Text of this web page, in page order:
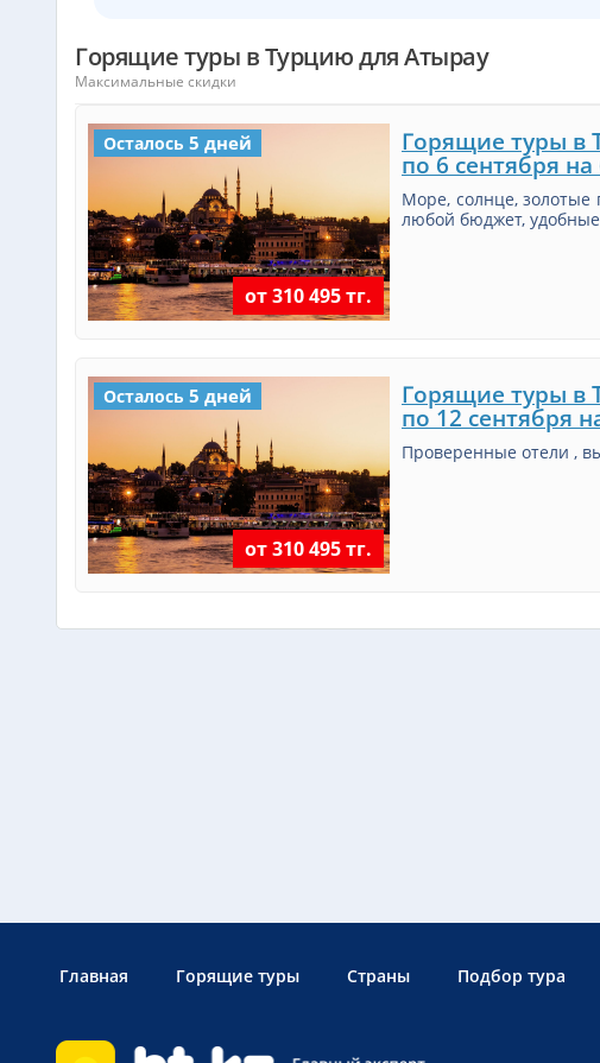
Горящие туры в Турцию для Атырау
Максимальные скидки
Осталось 5 дней
от 310 495 тг.
Горящие туры в
по 6 сентября
Море, солнце,
любой бюджет,
Осталось 5 дней
от 310 495 тг.
Горящие туры в
по 12 сентября
Проверенные отели ,
Главная Горящие туры Страны Подбор тура